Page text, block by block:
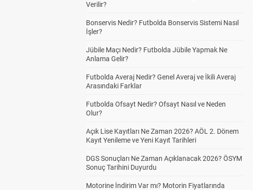
Verilir?
Bonservis Nedir? Futbolda Bonservis Sistemi Nasıl
İşler?
Jübile Maçı Nedir? Futbolda Jübile Yapmak Ne
Anlama Gelir?
Futbolda Averaj Nedir? Genel Averaj ve İkili Averaj
Arasındaki Farklar
Futbolda Ofsayt Nedir? Ofsayt Nasıl ve Neden
Olur?
Açık Lise Kayıtları Ne Zaman 2026? AÖL 2. Dönem
Kayıt Yenileme ve Yeni Kayıt Tarihleri
DGS Sonuçları Ne Zaman Açıklanacak 2026? ÖSYM
Sonuç Tarihini Duyurdu
Motorine İndirim Var mı? Motorin Fiyatlarında